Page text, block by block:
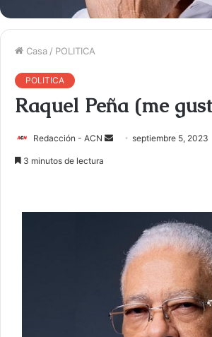
Casa / POLITICA
POLITICA
Raquel Peña (me
Redacción - ACN
r
r
septiembre 5, 2023
3 minutos de lectura